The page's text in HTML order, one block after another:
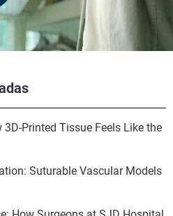
Printed Tissue Feels Like the
Suturable Vascular Models